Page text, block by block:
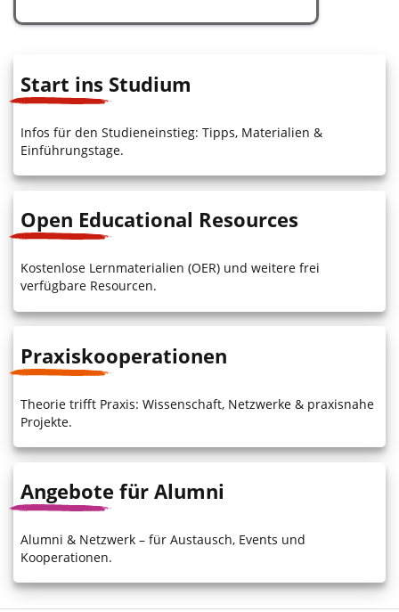
Start ins Studium
Infos für den Studieneinstieg: Tipps, Materialien &
Einführungstage.
Open Educational Resources
Kostenlose Lernmaterialien (OER) und weitere frei
verfügbare Resourcen.
Praxiskooperationen
Theorie trifft Praxis: Wissenschaft, Netzwerke & praxisnahe
Projekte.
Angebote für Alumni
Alumni & Netzwerk – für Austausch, Events und
Kooperationen.